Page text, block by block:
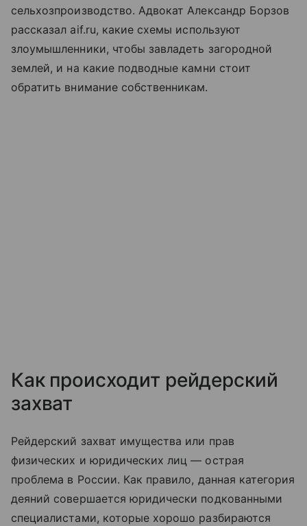
сельхозпроизводство. Адвокат Александр Борзов
рассказал aif.ru, какие схемы используют
злоумышленники, чтобы завладеть загородной
землей, и на какие подводные камни стоит
обратить внимание собственникам.
Как происходит рейдерский
захват
Рейдерский захват имущества или прав
физических и юридических лиц — острая
проблема в России. Как правило, данная категория
деяний совершается юридически подкованными
специалистами, которые хорошо разбираются